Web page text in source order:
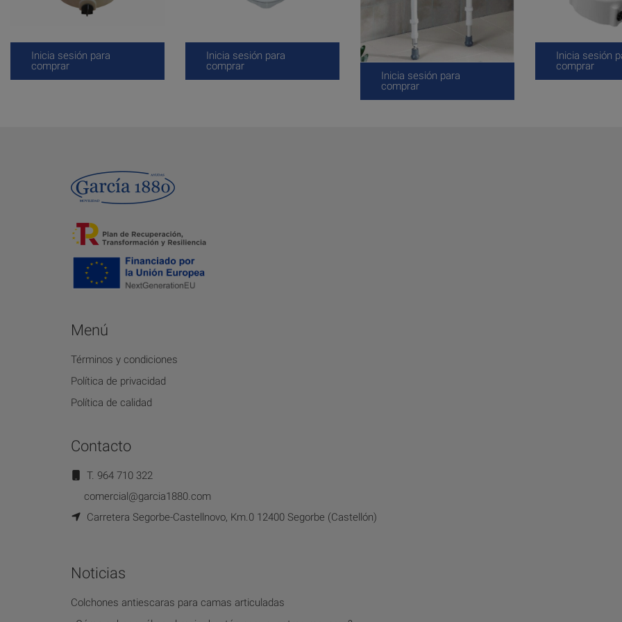
Inicia sesión para
comprar
Inicia sesión para
comprar
Inicia sesión para
comprar
Inicia sesión
comprar
Menú
Términos y condiciones
Política de privacidad
Política de calidad
Contacto
T. 964 710 322
comercial@garcia1880.com
Carretera Segorbe-Castellnovo, Km.0 12400 Segorbe (Castellón)
Noticias
Colchones antiescaras para camas articuladas